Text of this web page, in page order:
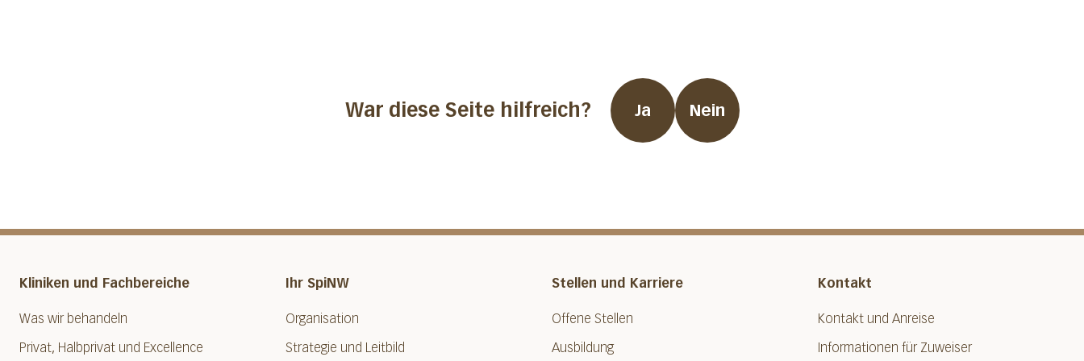
War diese Seite hilfreich? Ja Nein
Kliniken und Fachbereiche
Was wir behandeln
Privat, Halbprivat und Excellence
Ihr SpiNW
Organisation
Strategie und Leitbild
Stellen und Karriere
Offene Stellen
Ausbildung
Kontakt
Kontakt und Anreise
Informationen für Zuweiser